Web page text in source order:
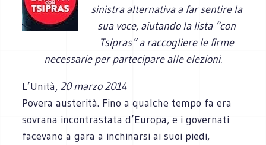
sinistra alternativa a far sentire la
sua voce, aiutando la lista “con
Tsipras” a raccogliere le firme
necessarie per partecipare alle elezioni.
L’Unità, 20 marzo 2014
Povera austerità. Fino a qualche tempo fa era
sovrana incontrastata d’Europa, e i governati
facevano a gara a inchinarsi ai suoi piedi,